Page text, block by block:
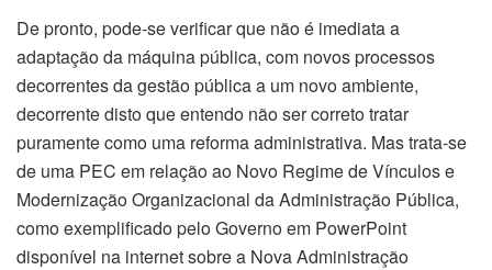
De pronto, pode-se verificar que não é imediata a
adaptação da máquina pública, com novos processos
decorrentes da gestão pública a um novo ambiente,
decorrente disto que entendo não ser correto tratar
puramente como uma reforma administrativa. Mas trata-se
de uma PEC em relação ao Novo Regime de Vínculos e
Modernização Organizacional da Administração Pública,
como exemplificado pelo Governo em PowerPoint
disponível na internet sobre a Nova Administração